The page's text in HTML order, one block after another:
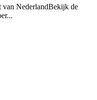
van NederlandBekijk de